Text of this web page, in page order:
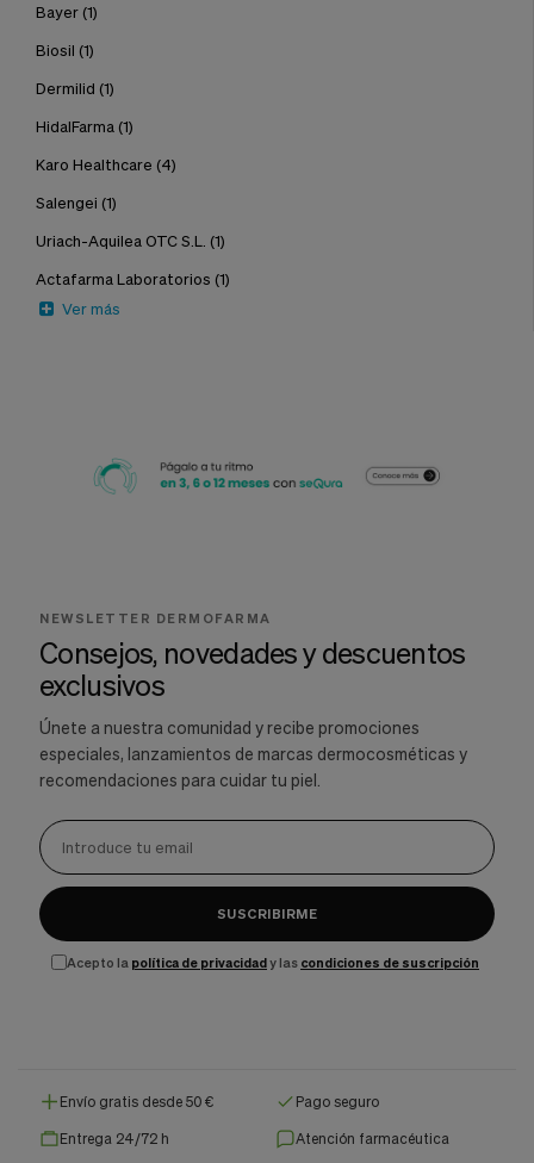
Bayer (1)
Biosil (1)
Dermilid (1)
HidalFarma (1)
Karo Healthcare (4)
Salengei (1)
Uriach-Aquilea OTC S.L.
(1)
Actafarma Laboratorios (1)
Ver más
NEWSLETTER DERMOFARMA
Consejos, novedades y descuentos
exclusivos
Únete a nuestra comunidad y recibe promociones
especiales, lanzamientos de marcas dermocosméticas y
recomendaciones para cuidar tu piel.
SUSCRIBIRME
Acepto la política de privacidady las condiciones de suscripción
Envío gratis desde 50 € Pago seguro
Entrega 24/72 h Atención farmacéutica